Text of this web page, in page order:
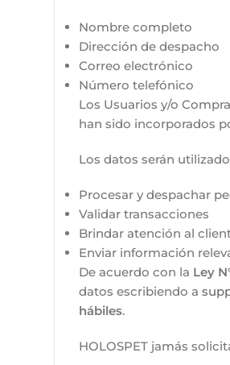
Nombre completo
Dirección de despacho
Correo electrónico
Número telefónico
Los Usuarios y/o
han sido incorporados
Los datos serán
Procesar y despachar
Validar transacciones
Brindar atención al
Enviar información
De acuerdo con la Ley
datos escribiendo a
hábiles.
HOLOSPET jamás